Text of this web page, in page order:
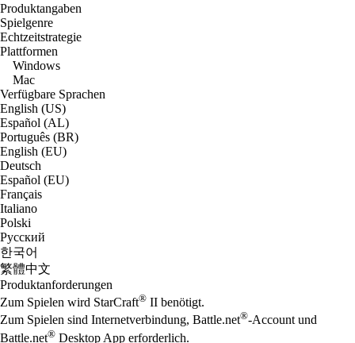
Produktangaben
Spielgenre
Echtzeitstrategie
Plattformen
Windows
Mac
Verfügbare Sprachen
English (US)
Español (AL)
Português (BR)
English (EU)
Deutsch
Español (EU)
Français
Italiano
Polski
Русский
한국어
繁體中文
Produktanforderungen
Zum Spielen wird StarCraft® II benötigt.
Zum Spielen sind Internetverbindung, Battle.net®-Account und
Battle.net® Desktop App erforderlich.